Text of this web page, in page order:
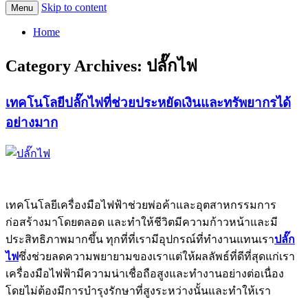
Menu Skip to content
Home
Category Archives: ปลั๊กไฟ
เทคโนโลยีปลั๊กไฟที่ช่วยประหยัดเงินและทรัพยากรได้
อย่างมาก
เทคโนโลยีเครื่องมือไฟฟ้าช่วยพ่อค้าและอุตสาหกรรมการ
ก่อสร้างมาโดยตลอด และทำให้ชีวิตมีความก้าวหน้าและมี
ประสิทธิภาพมากขึ้น ทุกที่ที่เรามีอุปกรณ์ที่ทำงานแทนเราปลั๊ก
ไฟซึ่งช่วยลดความพยายามของเราแต่ให้ผลลัพธ์ที่ดีที่สุดแก่เรา
เครื่องมือไฟฟ้ามีความน่าเชื่อถือสูงและทำงานอย่างต่อเนื่อง
โดยไม่ต้องมีการบำรุงรักษาที่สูงระหว่างนั้นและทำให้เรา